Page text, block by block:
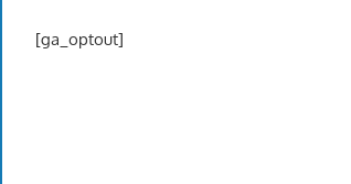
[ga_optout]